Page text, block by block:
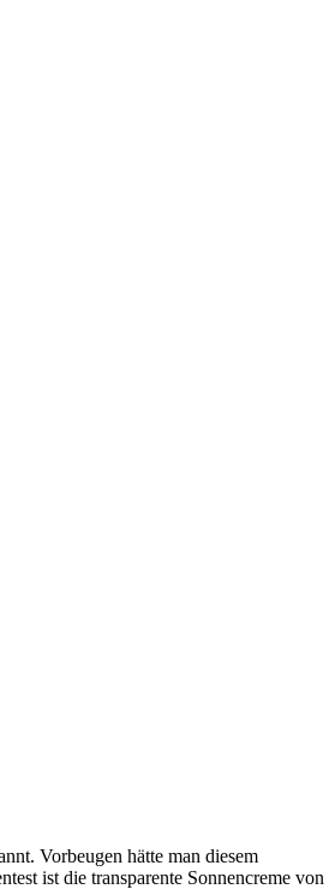
Vorbeugen hätte man diesem
ist die transparente Sonnencreme von